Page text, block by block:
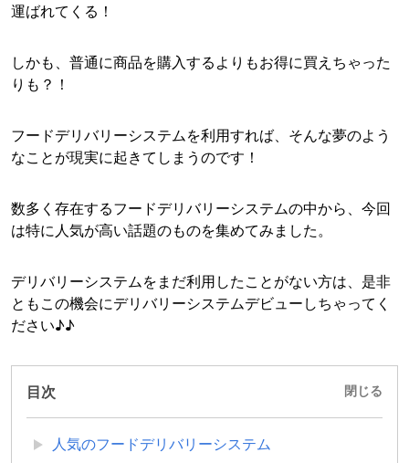
運ばれてくる！
しかも、普通に商品を購入するよりもお得に買えちゃった
りも？！
フードデリバリーシステムを利用すれば、そんな夢のよう
なことが現実に起きてしまうのです！
数多く存在するフードデリバリーシステムの中から、今回
は特に人気が高い話題のものを集めてみました。
デリバリーシステムをまだ利用したことがない方は、是非
ともこの機会にデリバリーシステムデビューしちゃってく
ださい♪♪
目次 閉じる
人気のフードデリバリーシステム